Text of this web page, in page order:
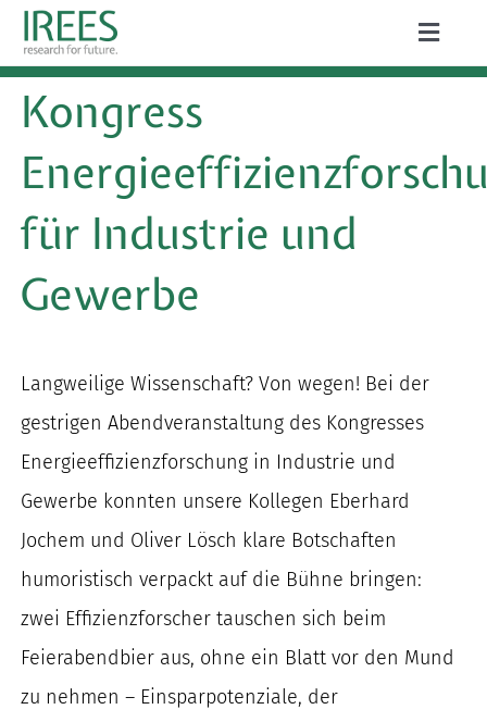
Zum
Inhalt
springen
Toggle
ÜBER UNS
AKTUELLES
PROJEKTE
PUBLIKATIONEN
Suche
nach:
Kongress
für Industrie und
Gewerbe
Langweilige Wissenschaft? Von wegen! Bei der
gestrigen Abendveranstaltung des Kongresses
Energieeffizienzforschung in Industrie und
Gewerbe konnten unsere Kollegen Eberhard
Jochem und Oliver Lösch klare Botschaften
humoristisch verpackt auf die Bühne bringen:
zwei Effizienzforscher tauschen sich beim
Feierabendbier aus, ohne ein Blatt vor den Mund
zu nehmen – Einsparpotenziale, der